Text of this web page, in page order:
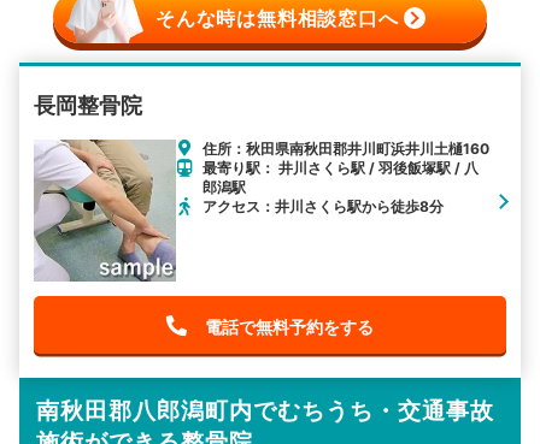
そんな時は無料相談窓口へ
長岡整骨院
住所：秋田県南秋田郡井川町浜井川土樋160
最寄り駅： 井川さくら駅 / 羽後飯塚駅 / 八
郎潟駅
アクセス：井川さくら駅から徒歩8分
電話で無料予約をする
南秋田郡八郎潟町内でむちうち・交通事故